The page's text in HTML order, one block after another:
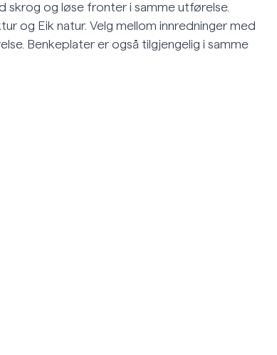
skrog og løse fronter i samme utførelse.
og Eik natur. Velg mellom innredninger med
Benkeplater er også tilgjengelig i samme